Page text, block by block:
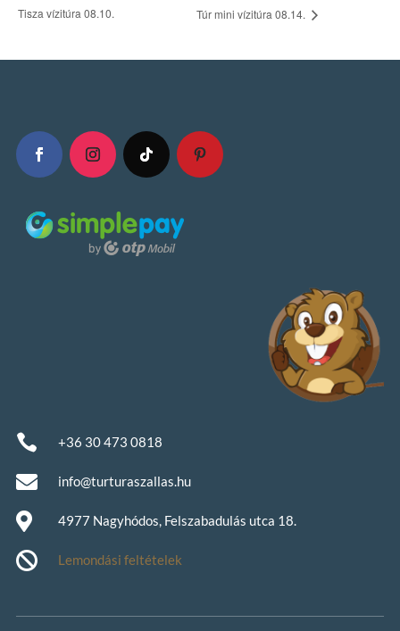
Tisza vízitúra 08.10.
Túr mini vízitúra 08.14.
 +36 30 473 0818
 info@turturaszallas.hu
 4977 Nagyhódos, Felszabadulás utca 18.
 Lemondási feltételek